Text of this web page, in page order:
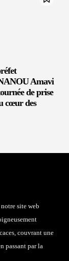
Amavi
de prise
cœur des
site web
couvrant une
passant par la